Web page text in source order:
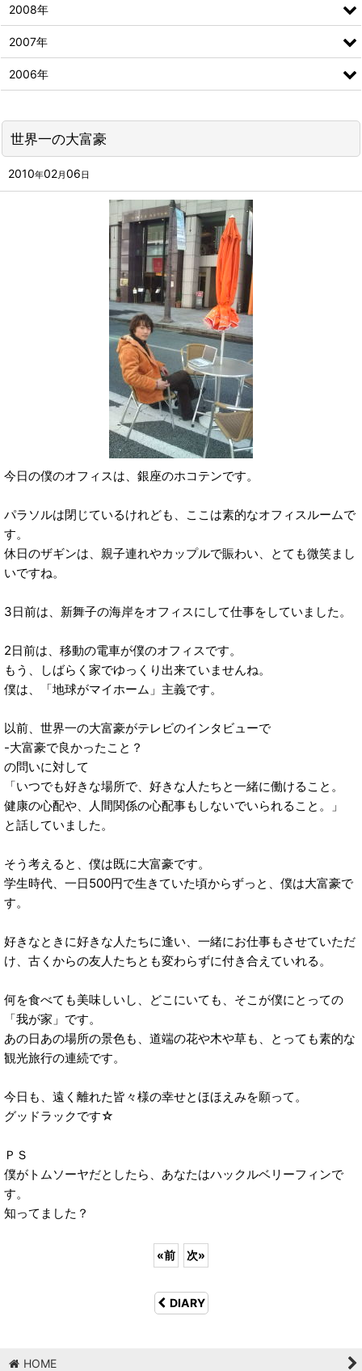
世界一の大富豪
2010年02月 06 日
今日の僕のオフィスは、銀座のホコテンです。
パラソルは閉じているけれども、ここは素的なオフィスルームで
す。
休日のザギンは、親子連れやカップルで賑わい、とても微笑まし
いですね。
3日前は、新舞子の海岸をオフィスにして仕事をしていました。
2日前は、移動の電車が僕のオフィスです。
もう、しばらく家でゆっくり出来ていませんね。
僕は、「地球がマイホーム」主義です。
以前、世界一の大富豪がテレビのインタビューで
-大富豪で良かったこと？
の問いに対して
「いつでも好きな場所で、好きな人たちと一緒に働けること。
健康の心配や、人間関係の心配事もしないでいられること。」
と話していました。
そう考えると、僕は既に大富豪です。
学生時代、一日500円で生きていた頃からずっと、僕は大富豪で
す。
好きなときに好きな人たちに逢い、一緒にお仕事もさせていただ
け、古くからの友人たちとも変わらずに付き合えていれる。
何を食べても美味しいし、どこにいても、そこが僕にとっての
「我が家」です。
あの日あの場所の景色も、道端の花や木や草も、とっても素的な
観光旅行の連続です。
今日も、遠く離れた皆々様の幸せとほほえみを願って。
グッドラックです☆
ＰＳ
僕がトムソーヤだとしたら、あなたはハックルベリーフィンで
す。
知ってました？
«前 次»
DIARY
2008年
2007年
2006年
HOME